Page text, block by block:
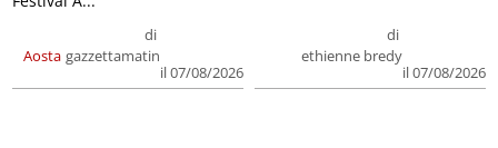
Aosta
di
gazzettamatin
il 07/08/2026
di
ethienne bredy
il 07/08/2026